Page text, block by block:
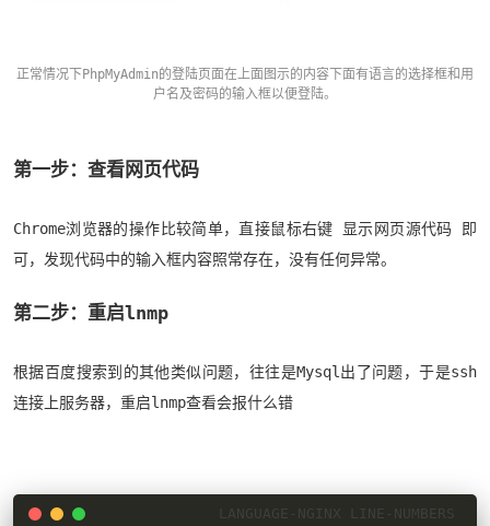
正常情况下PhpMyAdmin的登陆页面在上面图示的内容下面有语言的选择框和用
户名及密码的输入框以便登陆。
第一步：查看网页代码
Chrome浏览器的操作比较简单，直接鼠标右键 显示网页源代码 即
可，发现代码中的输入框内容照常存在，没有任何异常。
第二步：重启lnmp
根据百度搜索到的其他类似问题，往往是Mysql出了问题，于是ssh
连接上服务器，重启lnmp查看会报什么错